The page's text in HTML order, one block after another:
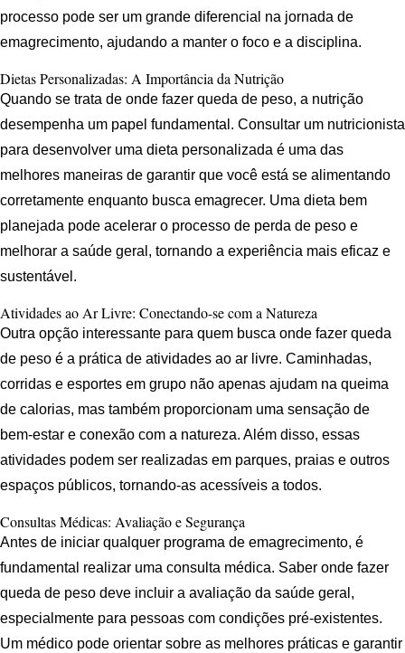
processo pode ser um grande diferencial na jornada de
emagrecimento, ajudando a manter o foco e a disciplina.
Dietas Personalizadas: A Importância da Nutrição
Quando se trata de onde fazer queda de peso, a nutrição
desempenha um papel fundamental. Consultar um nutricionista
para desenvolver uma dieta personalizada é uma das
melhores maneiras de garantir que você está se alimentando
corretamente enquanto busca emagrecer. Uma dieta bem
planejada pode acelerar o processo de perda de peso e
melhorar a saúde geral, tornando a experiência mais eficaz e
sustentável.
Atividades ao Ar Livre: Conectando-se com a Natureza
Outra opção interessante para quem busca onde fazer queda
de peso é a prática de atividades ao ar livre. Caminhadas,
corridas e esportes em grupo não apenas ajudam na queima
de calorias, mas também proporcionam uma sensação de
bem-estar e conexão com a natureza. Além disso, essas
atividades podem ser realizadas em parques, praias e outros
espaços públicos, tornando-as acessíveis a todos.
Consultas Médicas: Avaliação e Segurança
Antes de iniciar qualquer programa de emagrecimento, é
fundamental realizar uma consulta médica. Saber onde fazer
queda de peso deve incluir a avaliação da saúde geral,
especialmente para pessoas com condições pré-existentes.
Um médico pode orientar sobre as melhores práticas e garantir